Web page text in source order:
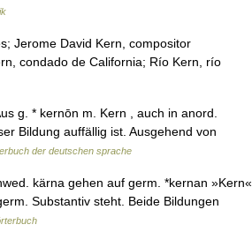
Jerome David Kern, compositor
condado de California; Río Kern, río
g. * kernōn m. Kern , auch in anord.
Bildung auffällig ist. Ausgehend von
der deutschen sprache
kärna gehen auf germ. *kernan »Kern«
Substantiv steht. Beide Bildungen